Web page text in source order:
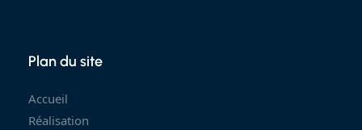
Plan du site
Accueil
Réalisation